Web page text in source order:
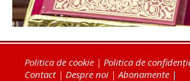
Politica de cookie | Politica de
Contact| Despre noi | Abonamente |